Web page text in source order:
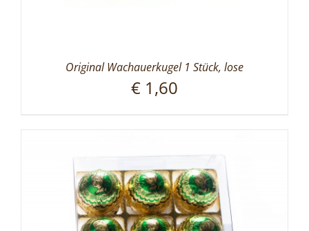
Original Wachauerkugel 1 Stück, lose
€ 1,60